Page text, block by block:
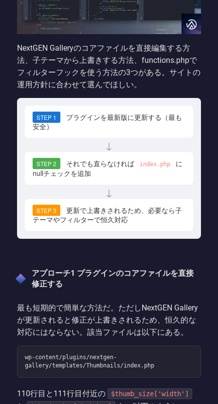
NextGEN Galleryのコアファイルを直接編集する方
法、子テーマから上書きする方法、functions.phpで
フィルターフックを使う方法の3つがある。サイトの
運用方針に合わせて選んでほしい。
STEP 1
プラグインを最新版に更新する（最も
安全）
↓
STEP 2 それでも直らなければ index.php
に
nullチェックを追加
↓
STEP 3
更新で上書きされるため、必要なら子
テーマやフィルターで恒久対応
アプローチ1 プラグインのコアファイルを直接
修正する
最も短期的で簡単な方法だ。ただしNextGEN Gallery
が更新されると修正が上書きされるため、恒久的な
対応にはならない。該当ファイルは以下にある。
wp-content/plugins/nextgen-
gallery/templates/Thumbnails/index.php
110行目と111行目付近の $thumb_size['width']